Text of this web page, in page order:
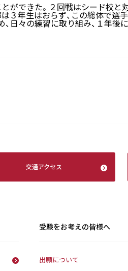
ができた。２回戦はシード校と
年生はおらず、この総体で選
日々の練習に取り組み、１年後
交通アクセス
受験をお考えの皆様へ
出願について